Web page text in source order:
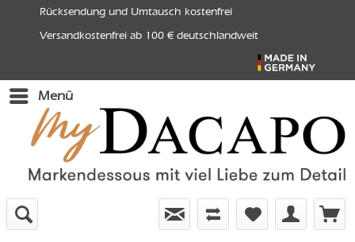
Rücksendung und Umtausch kostenfrei
Versandkostenfrei ab 100 € deutschlandweit
Menü